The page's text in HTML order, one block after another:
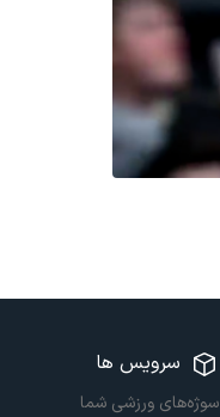
سرویس ها
سوژه‌های ورزشی شما